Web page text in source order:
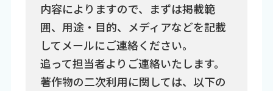
内容によりますので、まずは掲載範
囲、用途・目的、メディアなどを記載
してメールにご連絡ください。
追って担当者よりご連絡いたします。
著作物の二次利用に関しては、以下の